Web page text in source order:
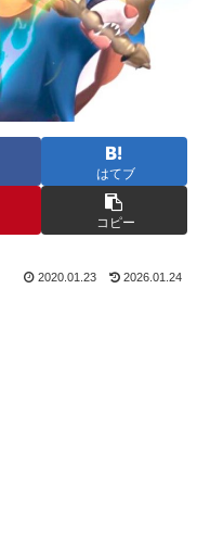
はてブ
コピー
2020.01.23 2026.01.24